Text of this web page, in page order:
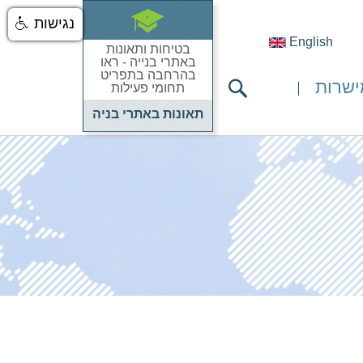
English
בטיחות ותאונות
באתרי בנייה - ראו
בהרחבה בתפריט
תחומי פעילות
תאונות באתרי בניה
נגישות